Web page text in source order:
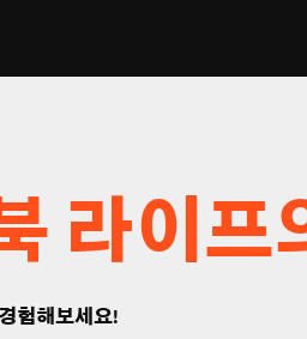
라이프
험해보세요!